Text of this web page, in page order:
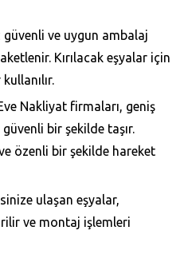
güvenli ve uygun ambalaj
Kırılacak eşyalar için
Nakliyat firmaları, geniş
güvenli bir şekilde taşır.
özenli bir şekilde hareket
ulaşan eşyalar,
ve montaj işlemleri